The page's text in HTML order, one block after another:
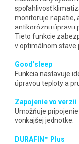
spoľahlivosť
monitoruje napätie,
antikoróznu úpravu
Tieto funkcie
v optimálnom stave
Good’sleep
Funkcia nastavuje
úpravou teploty a
Zapojenie vo verzii
Umožňuje
vonkajšej jednotke.
DURAFIN™ Plus